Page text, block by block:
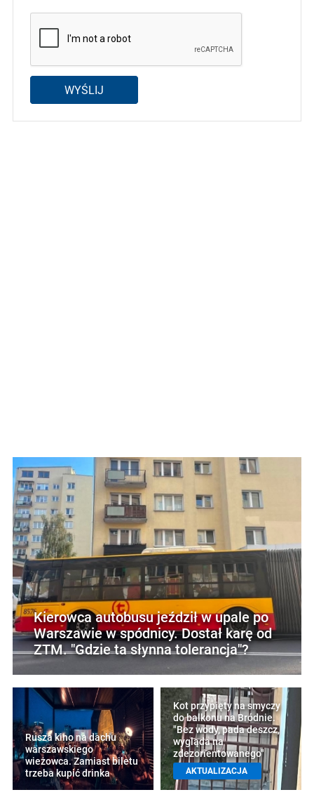
WYŚLIJ
Kierowca autobusu jeździł w upale po
Warszawie w spódnicy. Dostał karę od
ZTM. "Gdzie ta słynna tolerancja"?
Rusza kino na dachu
warszawskiego
wieżowca. Zamiast biletu
trzeba kupić drinka
Kot przypięty na smyczy
do balkonu na Bródnie.
"Bez wody, pada deszcz,
wygląda na
zdezorientowanego"
AKTUALIZACJA